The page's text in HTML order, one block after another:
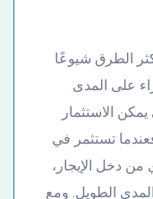
الطرق شيوعًا
على المدى
الاستثمار
تستثمر في
دخل الإيجار،
الطويل. ومع